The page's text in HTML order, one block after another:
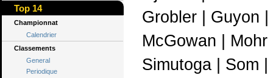
Top 14
Championnat
Calendrier
Classements
General
Periodique
Grobler | Guyon
McGowan |
Simutoga | Som